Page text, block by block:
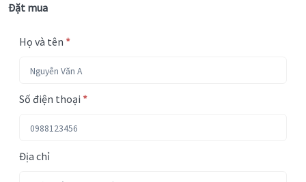
Đặt mua
Họ và tên *
Số điện thoại *
Địa chỉ